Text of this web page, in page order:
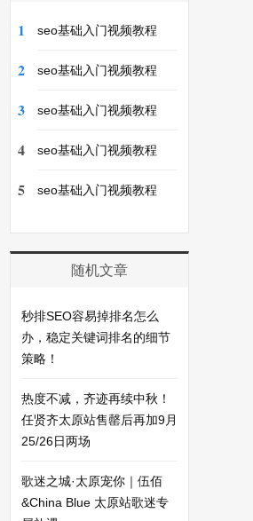
1 seo基础入门视频教程
2 seo基础入门视频教程
3 seo基础入门视频教程
4 seo基础入门视频教程
5 seo基础入门视频教程
随机文章
秒排SEO容易掉排名怎么
办，稳定关键词排名的细节
策略！
热度不减，齐迹再续中秋！
任贤齐太原站售罄后再加9月
25/26日两场
歌迷之城·太原宠你｜伍佰
&China Blue 太原站歌迷专